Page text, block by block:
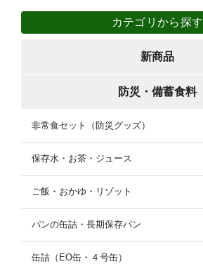
カテゴリから探す
新商品
防災・備蓄食料
非常食セット（防災グッズ）
保存水・お茶・ジュース
ご飯・おかゆ・リゾット
パンの缶詰・長期保存パン
缶詰（EO缶・４号缶）